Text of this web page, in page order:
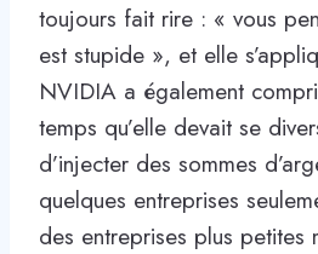
toujours fait rire : « vous
est stupide », et elle
NVIDIA a également
temps qu’elle devait se
d’injecter des sommes
quelques entreprises
des entreprises plus petites